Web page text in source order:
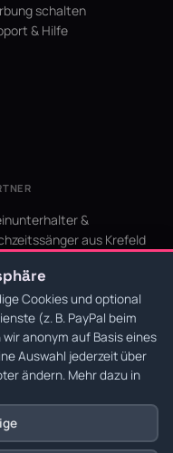
schalten
& Hilfe
&
aus Krefeld
für den Niederrhein
·Datenschutz·AGB·
Cookies und optional
(z. B. PayPal beim
anonym auf Basis eines
Auswahl jederzeit über
ändern. Mehr dazu in